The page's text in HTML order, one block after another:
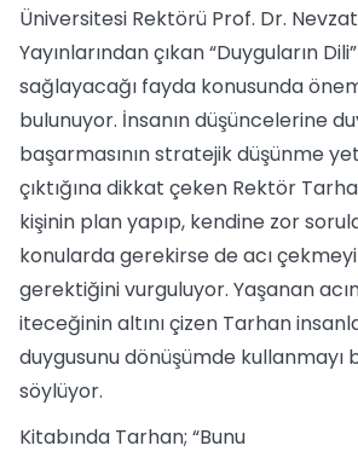
Üniversitesi Rektörü Prof. Dr.
Yayınlarından çıkan “Duyguların
sağlayacağı fayda konusunda
bulunuyor. İnsanın düşüncelerine
başarmasının stratejik düşünme
çıktığına dikkat çeken Rektör
kişinin plan yapıp, kendine zor
konularda gerekirse de acı
gerektiğini vurguluyor. Yaşanan
iteceğinin altını çizen Tarhan
duygusunu dönüşümde kullanmayı
söylüyor.
Kitabında Tarhan; “Bunu